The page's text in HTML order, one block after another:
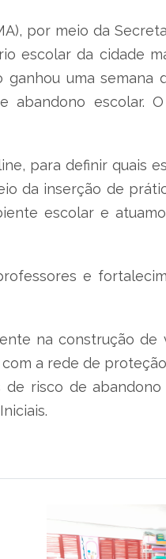
por meio da
escolar da cidade
uma semana
escolar.
para definir quais
da inserção de
escolar e
e
na construção de
a rede de
risco de abandono